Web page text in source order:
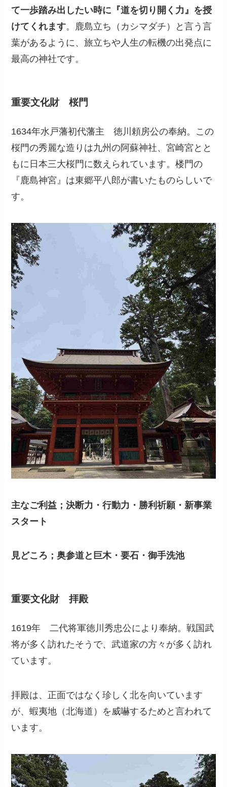
て一歩踏み出したい時に『道を切り開く力』を授
けてくれます。鹿島立ち（カシマダチ）と言う言
葉があるように、旅立ちや人生の転機の出発点に
最高の神社です。
重要文化財 桜門
1634年水戸藩初代藩主 徳川頼房公の奉納。この
桜門の秀麗な造りは九州の阿蘇神社、宮崎宮とと
もに日本三大桜門に数えられています。楼門の
『鹿島神宮』は東郷平八郎が書いたものらしいで
す。
主なご利益；決断力・行動力・勝利祈願・新事業
スタート
見どころ；奥参道と巨木・要石・御手洗池
重要文化財 拝殿
1619年 二代将軍徳川秀忠公により奉納。戦国武
将が多く訪れたそうで、武道家の方々が多く訪れ
ています。
拝殿は、正面ではなく珍しく北を向いています
が、蝦夷地（北海道）を威嚇するためと言われて
います。